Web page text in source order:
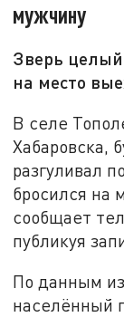
мужчину
Зверь целый
на место
В селе
Хабаровска,
разгуливал
бросился на
сообщает
публикуя
По данным
населённый